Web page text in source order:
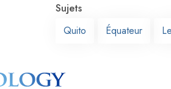
Sujets
Quito
Équateur